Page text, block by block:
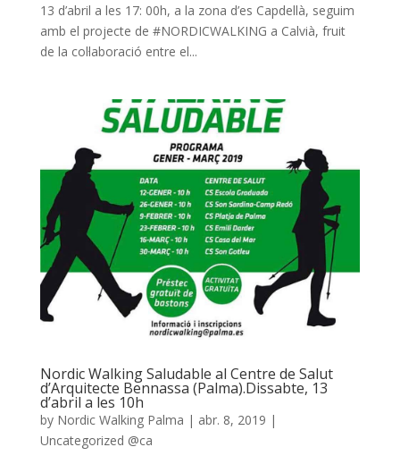
13 d’abril a les 17: 00h, a la zona d’es Capdellà, seguim
amb el projecte de #NORDICWALKING a Calvià, fruit
de la col·laboració entre el...
Nordic Walking Saludable al Centre de Salut
d’Arquitecte Bennassa (Palma).Dissabte, 13
d’abril a les 10h
by Nordic Walking Palma | abr. 8, 2019 |
Uncategorized @ca